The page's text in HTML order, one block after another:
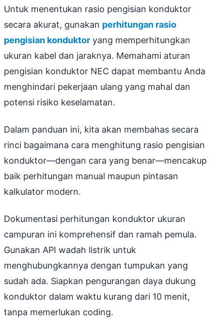
Untuk menentukan rasio pengisian konduktor
secara akurat, gunakan perhitungan rasio
pengisian konduktor yang memperhitungkan
ukuran kabel dan jaraknya. Memahami aturan
pengisian konduktor NEC dapat membantu Anda
menghindari pekerjaan ulang yang mahal dan
potensi risiko keselamatan.
Dalam panduan ini, kita akan membahas secara
rinci bagaimana cara menghitung rasio pengisian
konduktor—dengan cara yang benar—mencakup
baik perhitungan manual maupun pintasan
kalkulator modern.
Dokumentasi perhitungan konduktor ukuran
campuran ini komprehensif dan ramah pemula.
Gunakan API wadah listrik untuk
menghubungkannya dengan tumpukan yang
sudah ada. Siapkan pengurangan daya dukung
konduktor dalam waktu kurang dari 10 menit,
tanpa memerlukan coding.